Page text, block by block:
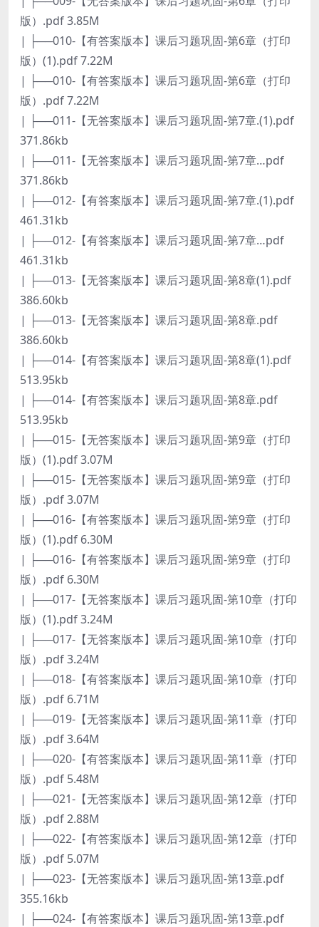
版）.pdf 3.85M
| ├──010-【有答案版本】课后习题巩固-第6章（打印
版）(1).pdf 7.22M
| ├──010-【有答案版本】课后习题巩固-第6章（打印
版）.pdf 7.22M
| ├──011-【无答案版本】课后习题巩固-第7章.(1).pdf
371.86kb
| ├──011-【无答案版本】课后习题巩固-第7章…pdf
371.86kb
| ├──012-【有答案版本】课后习题巩固-第7章.(1).pdf
461.31kb
| ├──012-【有答案版本】课后习题巩固-第7章…pdf
461.31kb
| ├──013-【无答案版本】课后习题巩固-第8章(1).pdf
386.60kb
| ├──013-【无答案版本】课后习题巩固-第8章.pdf
386.60kb
| ├──014-【有答案版本】课后习题巩固-第8章(1).pdf
513.95kb
| ├──014-【有答案版本】课后习题巩固-第8章.pdf
513.95kb
| ├──015-【无答案版本】课后习题巩固-第9章（打印
版）(1).pdf 3.07M
| ├──015-【无答案版本】课后习题巩固-第9章（打印
版）.pdf 3.07M
| ├──016-【有答案版本】课后习题巩固-第9章（打印
版）(1).pdf 6.30M
| ├──016-【有答案版本】课后习题巩固-第9章（打印
版）.pdf 6.30M
| ├──017-【无答案版本】课后习题巩固-第10章（打印
版）(1).pdf 3.24M
| ├──017-【无答案版本】课后习题巩固-第10章（打印
版）.pdf 3.24M
| ├──018-【有答案版本】课后习题巩固-第10章（打印
版）.pdf 6.71M
| ├──019-【无答案版本】课后习题巩固-第11章（打印
版）.pdf 3.64M
| ├──020-【有答案版本】课后习题巩固-第11章（打印
版）.pdf 5.48M
| ├──021-【无答案版本】课后习题巩固-第12章（打印
版）.pdf 2.88M
| ├──022-【有答案版本】课后习题巩固-第12章（打印
版）.pdf 5.07M
| ├──023-【无答案版本】课后习题巩固-第13章.pdf
355.16kb
| ├──024-【有答案版本】课后习题巩固-第13章.pdf